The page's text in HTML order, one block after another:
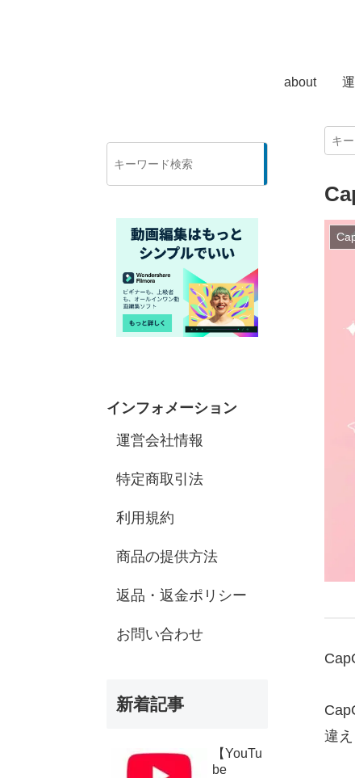
about
違
インフォメーション
運営会社情報
特定商取引法
利用規約
商品の提供方法
返品・返金ポリシー
お問い合わせ
新着記事
【YouTu
be